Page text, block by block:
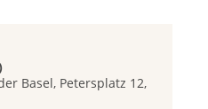
Basel, Petersplatz 12,